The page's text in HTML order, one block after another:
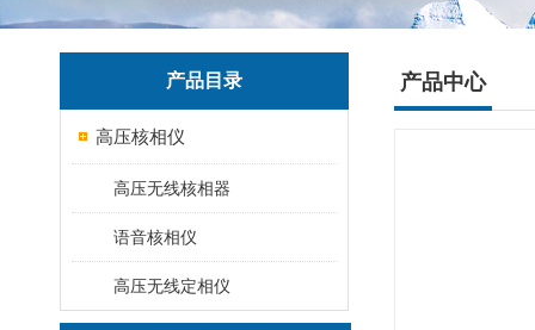
产品目录
高压核相仪
高压无线核相器
语音核相仪
高压无线定相仪
产品中心